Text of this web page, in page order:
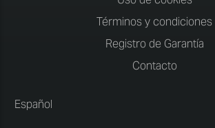
Términos y condiciones
Registro de Garantía
Contacto
Español